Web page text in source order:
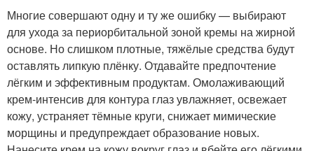
Многие совершают одну и ту же ошибку — выбирают
для ухода за периорбитальной зоной кремы на жирной
основе. Но слишком плотные, тяжёлые средства будут
оставлять липкую плёнку. Отдавайте предпочтение
лёгким и эффективным продуктам. Омолаживающий
крем-интенсив для контура глаз увлажняет, освежает
кожу, устраняет тёмные круги, снижает мимические
морщины и предупреждает образование новых.